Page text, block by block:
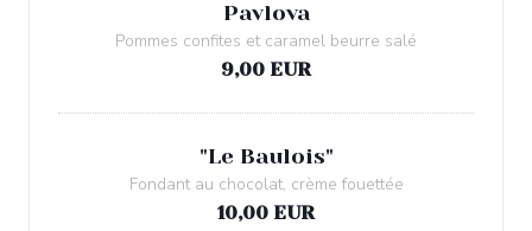
Pavlova
Pommes confites et caramel beurre salé
9,00 EUR
"Le Baulois"
Fondant au chocolat, crème fouettée
10,00 EUR